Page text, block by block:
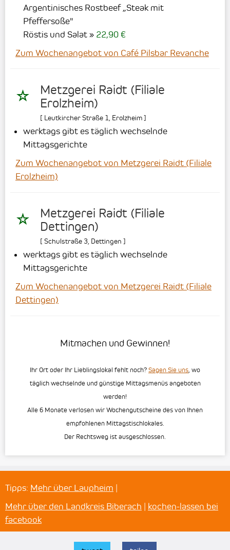
Argentinisches Rostbeef „Steak mit
Pfeffersoße"
Röstis und Salat
22,90 €
Zum Wochenangebot von Café Pilsbar Revanche
Metzgerei Raidt (Filiale
Erolzheim)
[ Leutkircher Straße 1 Erolzheim]
werktags gibt es täglich wechselnde
Mittagsgerichte
Zum Wochenangebot von Metzgerei Raidt (Filiale
Erolzheim)
Metzgerei Raidt (Filiale
Dettingen)
[ Schulstraße 3, Dettingen ]
werktags gibt es täglich wechselnde
Mittagsgerichte
Zum Wochenangebot von Metzgerei Raidt (Filiale
Dettingen)
Mitmachen und Gewinnen!
Ihr Ort oder Ihr Lieblingslokal fehlt noch? Sagen Sie uns , wo
täglich wechselnde und günstige Mittagsmenüs angeboten
werden!
Alle 6 Monate verlosen wir Wochengutscheine des von Ihnen
empfohlenen Mittagstischlokales.
Der Rechtsweg ist ausgeschlossen.
Tipps: Mehr über Laupheim
Mehr über den Landkreis Biberach
kochen-lassen bei
facebook